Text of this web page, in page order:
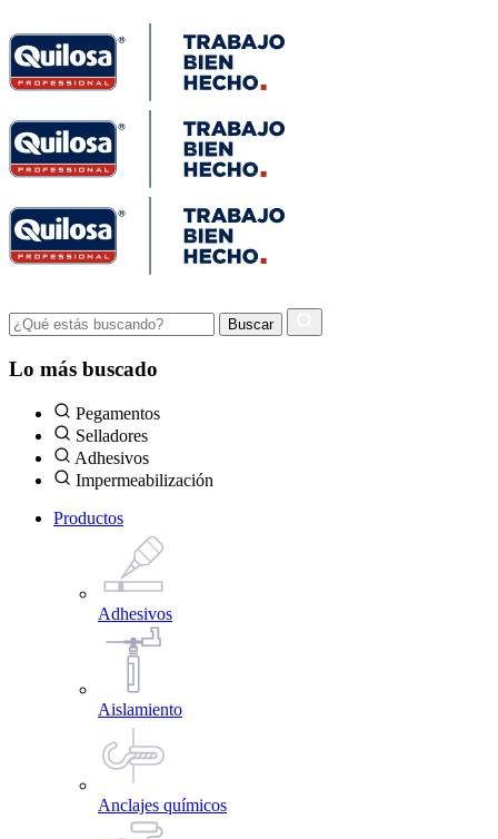
Lo más buscado
Pegamentos
Selladores
Adhesivos
Impermeabilización
Productos
Adhesivos
Aislamiento
Anclajes químicos